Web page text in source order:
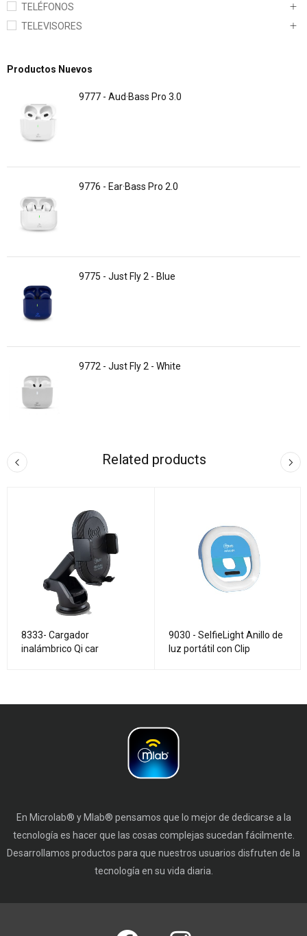
TELÉFONOS
TELEVISORES
Productos Nuevos
9777 - Aud·Bass Pro 3.0
9776 - Ear·Bass Pro 2.0
9775 - Just Fly 2 - Blue
9772 - Just Fly 2 - White
Related products
8333- Cargador
inalámbrico Qi car
9030 - SelfieLight Anillo de
luz portátil con Clip
En Microlab® y Mlab® pensamos que lo mejor de dedicarse a la
tecnología es hacer que las cosas complejas sucedan fácilmente.
Desarrollamos productos para que nuestros usuarios disfruten de la
tecnología en su vida diaria.